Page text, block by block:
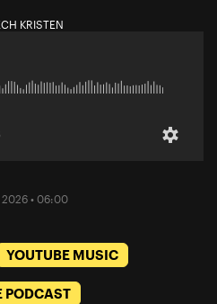
KRISTEN
• 06:00
YOUTUBE MUSIC
PODCAST